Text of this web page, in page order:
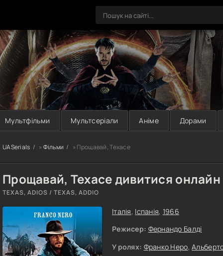
Мультфільми Мультсеріали Аніме Дорами
UASerials » Фільми » Прощавай, Техасе
Прощавай, Техасе дивитися онлайн
TEXAS, ADIOS / TEXAS, ADDIO
Італія, Іспанія, 1966
Режисер: Фернандо Балді
У ролях: Франко Неро,